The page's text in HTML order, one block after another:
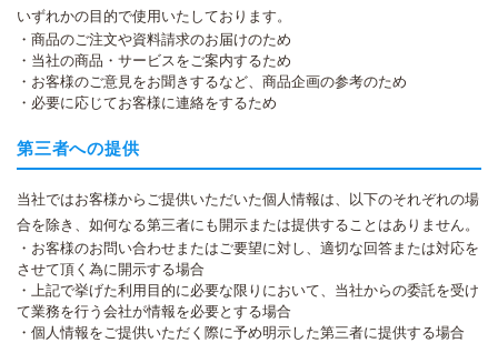
いずれかの目的で使用いたしております。
・商品のご注文や資料請求のお届けのため
・当社の商品・サービスをご案内するため
・お客様のご意見をお聞きするなど、商品企画の参考のため
・必要に応じてお客様に連絡をするため
第三者への提供
当社ではお客様からご提供いただいた個人情報は、以下のそれぞれの場
合を除き、如何なる第三者にも開示または提供することはありません。
・お客様のお問い合わせまたはご要望に対し、適切な回答または対応を
させて頂く為に開示する場合
・上記で挙げた利用目的に必要な限りにおいて、当社からの委託を受け
て業務を行う会社が情報を必要とする場合
・個人情報をご提供いただく際に予め明示した第三者に提供する場合